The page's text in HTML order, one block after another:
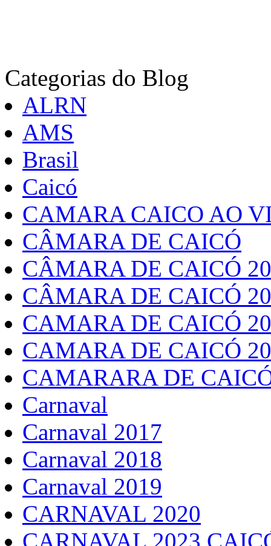
Categorias do Blog
ALRN
AMS
Brasil
Caicó
CAMARA CAICO AO
CÂMARA DE CAICÓ
CÂMARA DE CAICÓ
CÂMARA DE CAICÓ
CAMARA DE CAICÓ
CAMARA DE CAICÓ
CAMARARA DE
Carnaval
Carnaval 2017
Carnaval 2018
Carnaval 2019
CARNAVAL 2020